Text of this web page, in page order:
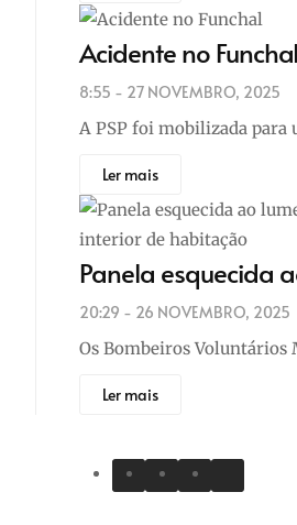
Acidente no Funchal
8:55 - 27 NOVEMBRO, 2025
A PSP foi mobilizada
Ler mais
Panela esquecida
20:29 - 26 NOVEMBRO, 2025
Os Bombeiros Voluntários
Ler mais